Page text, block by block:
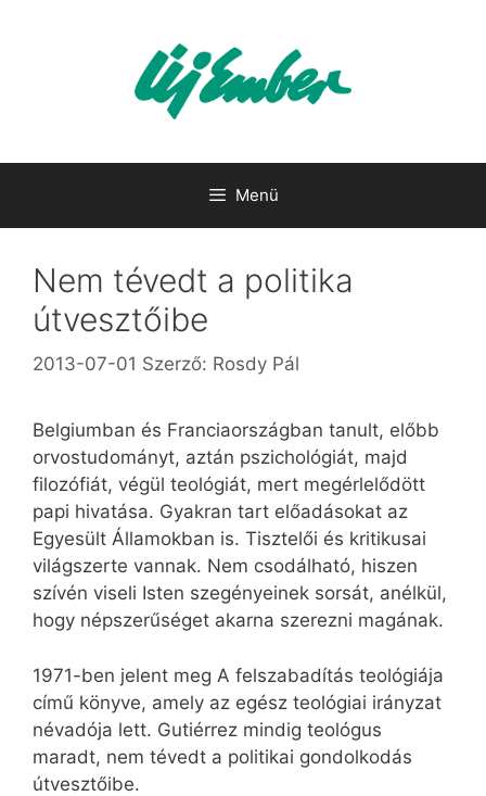
Menü
Nem tévedt a politika
útvesztőibe
2013-07-01 Szerző: Rosdy Pál
Belgiumban és Franciaországban tanult, előbb
orvostudományt, aztán pszichológiát, majd
filozófiát, végül teológiát, mert megérlelődött
papi hivatása. Gyakran tart előadásokat az
Egyesült Államokban is. Tisztelői és kritikusai
világszerte vannak. Nem csodálható, hiszen
szívén viseli Isten szegényeinek sorsát, anélkül,
hogy népszerűséget akarna szerezni magának.
1971-ben jelent meg A felszabadítás teológiája
című könyve, amely az egész teológiai irányzat
névadója lett. Gutiérrez mindig teológus
maradt, nem tévedt a politikai gondolkodás
útvesztőibe.